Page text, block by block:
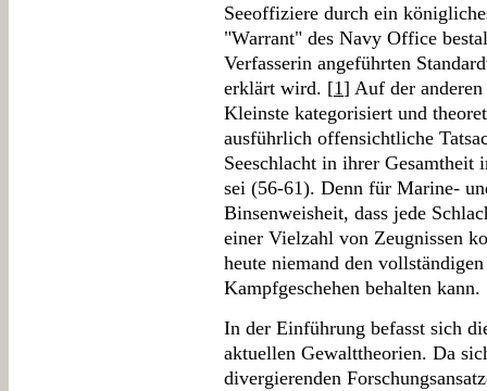
Seeoffiziere durch ein
"Warrant" des Navy Office
Verfasserin angeführten
erklärt wird. [1] Auf der
Kleinste kategorisiert und
ausführlich offensichtliche
Seeschlacht in ihrer Gesamtheit
sei (56-61). Denn für Marine-
Binsenweisheit, dass jede
einer Vielzahl von Zeugnissen
heute niemand den
Kampfgeschehen behalten kann.
In der Einführung befasst sich
aktuellen Gewalttheorien. Da
divergierenden